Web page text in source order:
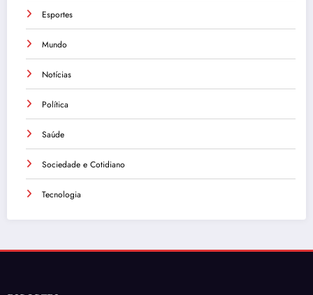
Esportes
Mundo
Notícias
Política
Saúde
Sociedade e Cotidiano
Tecnologia